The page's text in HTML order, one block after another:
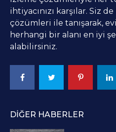
ihtiyacınızı karşılar. Siz
çözümleri ile tanışarak,
herhangi bir alanı en iyi
alabilirsiniz.
DIĞER HABERLER